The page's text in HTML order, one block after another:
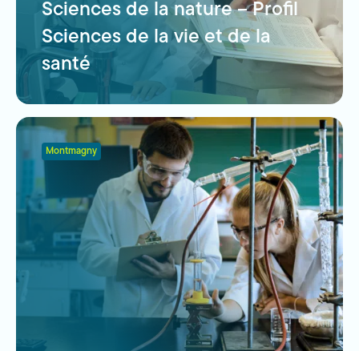
Sciences de la nature – Profil
Sciences de la vie et de la
santé
Montmagny